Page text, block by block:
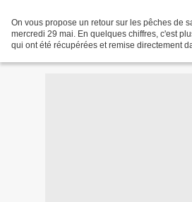
On vous propose un retour sur les pêches de
mercredi 29 mai. En quelques chiffres, c'est
qui ont été récupérées et remise directement